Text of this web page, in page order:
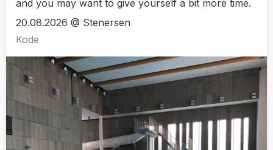
and you may want to give yourself a bit more time.
20.08.2026 @ Stenersen
Kode